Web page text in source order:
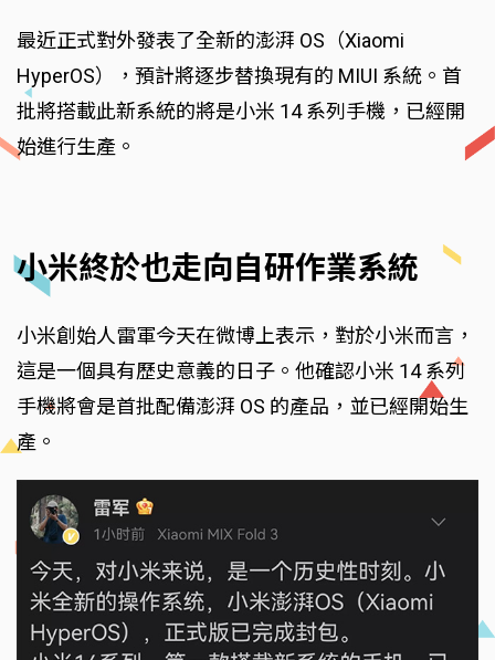
最近正式對外發表了全新的澎湃 OS（Xiaomi
HyperOS），預計將逐步替換現有的 MIUI 系統。首
批將搭載此新系統的將是小米 14 系列手機，已經開
始進行生產。
小米終於也走向自研作業系統
小米創始人雷軍今天在微博上表示，對於小米而言，
這是一個具有歷史意義的日子。他確認小米 14 系列
手機將會是首批配備澎湃 OS 的產品，並已經開始生
產。